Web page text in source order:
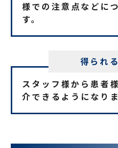
様での注意点などに
す。
得られ
スタッフ様から患者
介できるようになりま